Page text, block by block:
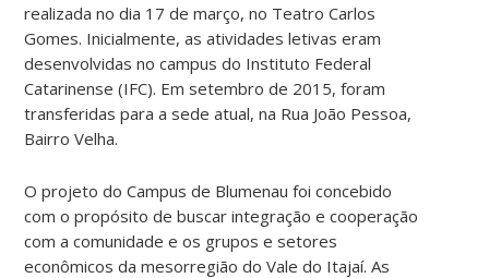
realizada no dia 17 de março, no Teatro Carlos
Gomes. Inicialmente, as atividades letivas eram
desenvolvidas no campus do Instituto Federal
Catarinense (IFC). Em setembro de 2015, foram
transferidas para a sede atual, na Rua João Pessoa,
Bairro Velha.
O projeto do Campus de Blumenau foi concebido
com o propósito de buscar integração e cooperação
com a comunidade e os grupos e setores
econômicos da mesorregião do Vale do Itajaí. As